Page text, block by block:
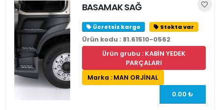
BASAMAK SAĞ
Ücretsiz kargo Stokta var
Ürün kodu : 81.61510-0562
Ürün grubu : KABİN YEDEK
PARÇALARI
Marka : MAN ORJİNAL
0.00 ₺